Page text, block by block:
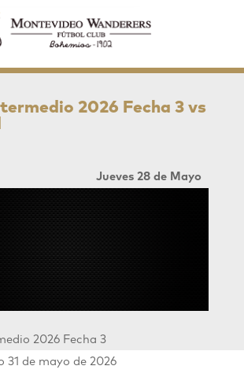
2026 Fecha 3 vs
Jueves 28 de Mayo
2026 Fecha 3
31 de mayo de 2026